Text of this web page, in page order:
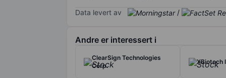
Data levert av /
Andre er interessert i
ClearSign Technologies
Corp.
XBiotech